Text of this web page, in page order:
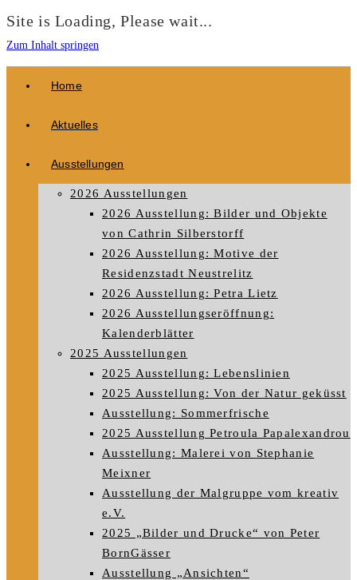
Site is Loading, Please wait...
Zum Inhalt springen
Home
Aktuelles
Ausstellungen
2026 Ausstellungen
2026 Ausstellung: Bilder und Objekte
von Cathrin Silberstorff
2026 Ausstellung: Motive der
Residenzstadt Neustrelitz
2026 Ausstellung: Petra Lietz
2026 Ausstellungseröffnung:
Kalenderblätter
2025 Ausstellungen
2025 Ausstellung: Lebenslinien
2025 Ausstellung: Von der Natur geküsst
Ausstellung: Sommerfrische
2025 Ausstellung Petroula Papalexandrou
Ausstellung: Malerei von Stephanie
Meixner
Ausstellung der Malgruppe vom kreativ
e.V.
2025 „Bilder und Drucke“ von Peter
BornGässer
Ausstellung „Ansichten“